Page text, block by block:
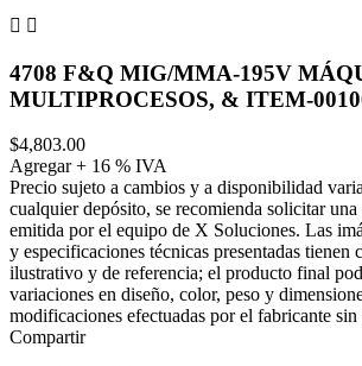
 
4708 F&Q MIG/MMA-195V
MULTIPROCESOS, & ITEM-
$4,803.00
Agregar + 16 % IVA
Precio sujeto a cambios y a disponibilidad
cualquier depósito, se recomienda solicitar
emitida por el equipo de X Soluciones. Las
y especificaciones técnicas presentadas tienen
ilustrativo y de referencia; el producto final
variaciones en diseño, color, peso y
modificaciones efectuadas por el fabricante
Compartir